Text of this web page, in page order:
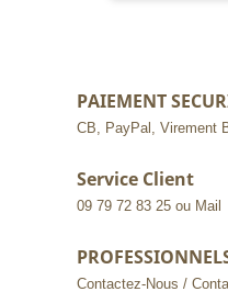
PAIEMENT
CB, PayPal, Virement
Service Client
09 79 72 83 25 ou Mail
Contactez-Nous /